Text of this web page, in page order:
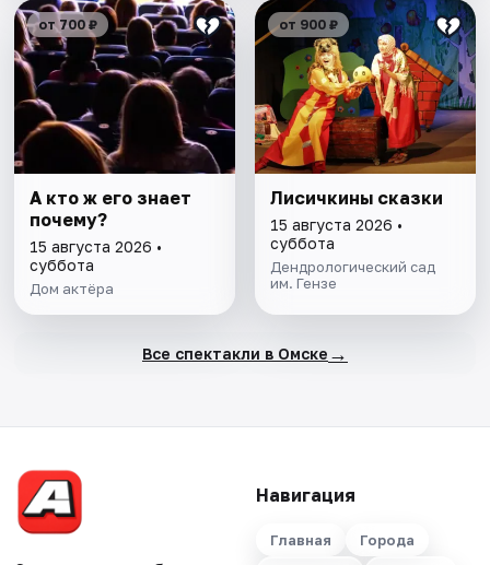
от 700 ₽
А кто ж его знает
почему?
15 августа 2026 •
суббота
Дом актёра
от 900 ₽
Лисичкины сказки
15 августа 2026 •
суббота
Дендрологический сад
им. Гензе
Все спектакли в Омске →
Навигация
Главная
Города